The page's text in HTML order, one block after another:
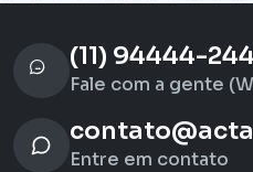
(11) 94444-
Fale com a gente
Entre em contato